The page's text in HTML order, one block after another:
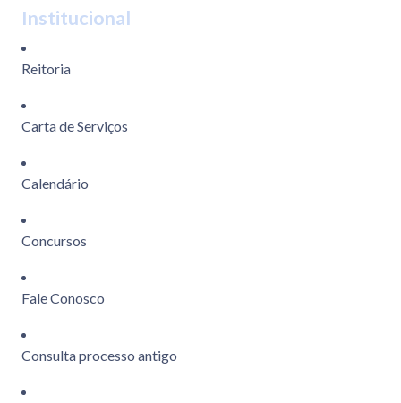
Institucional
Reitoria
Carta de Serviços
Calendário
Concursos
Fale Conosco
Consulta processo antigo